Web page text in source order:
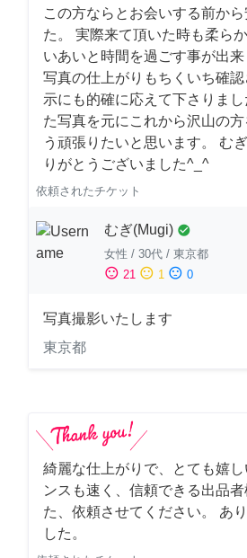
この方ならとお会いする前か
た。 実際来て頂いた時も柔ら
いあいと時間を過ごす事が出
写真の仕上がりもちくいち確
示にも的確に応えて下さりま
た写真を元にこれから沢山の
う頑張りたいと思います。 む
りがとうございました^_^
依頼されたチケット
むぎ(Mugi) check_circle
女性 / 30代 / 東京都
sentiment_satisfied 21 sentiment_neutral 1 sentiment_dissatisfied 0
写真撮影いたします
東京都
綺麗な仕上がりで、とても嬉
ンスも速く、信頼できる出品者
た、依頼させてください。 あ
した。